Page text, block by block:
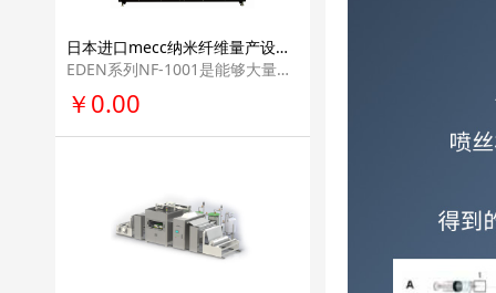
日本进口mecc纳米纤维量产设备企业研发机构研发设备纳米纤维生产线产业化解决方案NF-1001
EDEN系列NF-1001是能够大量生产纳米纤维无纺布的设备。使用本公司的实验用 设备取得的参数（纺丝条件），可以直接利用在本装置上。纺丝出的纤维质量基本 相同！
￥0.00